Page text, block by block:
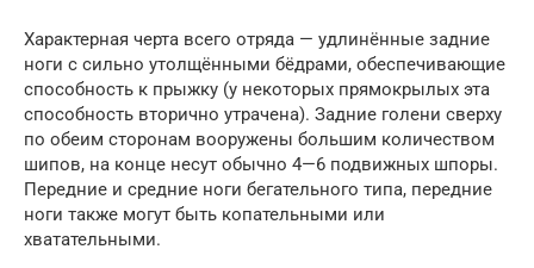
Характерная черта всего отряда — удлинённые задние
ноги с сильно утолщёнными бёдрами, обеспечивающие
способность к прыжку (у некоторых прямокрылых эта
способность вторично утрачена). Задние голени сверху
по обеим сторонам вооружены большим количеством
шипов, на конце несут обычно 4—6 подвижных шпоры.
Передние и средние ноги бегательного типа, передние
ноги также могут быть копательными или
хватательными.